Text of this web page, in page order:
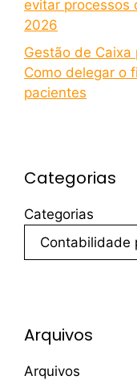
evitar processos
2026
Gestão de Caixa
Como delegar o
pacientes
Categorias
Categorias
Arquivos
Arquivos